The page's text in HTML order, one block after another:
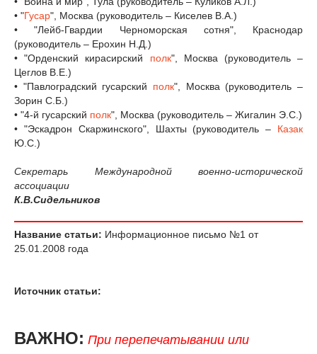
• "Гусар", Москва (руководитель – Киселев В.А.)
• "Лейб-Гвардии Черноморская сотня", Краснодар
(руководитель – Ерохин Н.Д.)
• "Орденский кирасирский полк", Москва (руководитель –
Цеглов В.Е.)
• "Павлоградский гусарский полк", Москва (руководитель –
Зорин С.Б.)
• "4-й гусарский полк", Москва (руководитель – Жигалин Э.С.)
• "Эскадрон Скаржинского", Шахты (руководитель – Казак
Ю.С.)
Секретарь Международной военно-исторической
ассоциации
К.В.Сидельников
Название статьи: Информационное письмо №1 от
25.01.2008 года
Источник статьи:
ВАЖНО: При перепечатывании или